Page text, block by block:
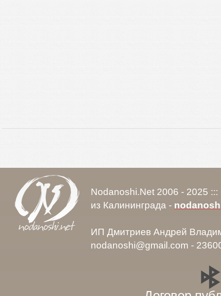
Nodanoshi.Net 2006 - 2025
из Калининграда -
ИП Дмитриев Андрей
nodanoshi@gmail.com -